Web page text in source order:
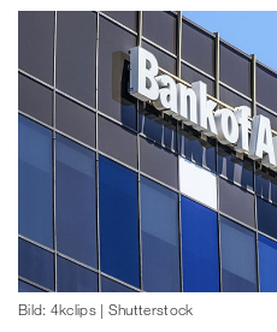
Bild: 4kclips | Shutterstock